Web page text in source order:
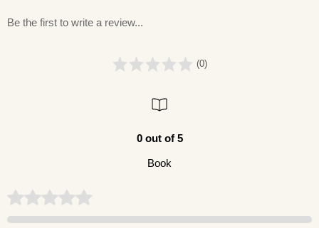
Be the first to write a review...
(0)
0 out of 5
Book